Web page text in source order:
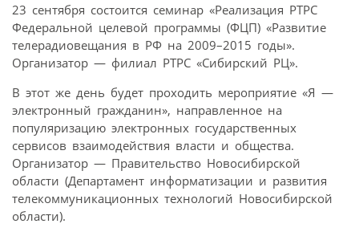
23 сентября состоится семинар «Реализация РТРС
Федеральной целевой программы (ФЦП) «Развитие
телерадиовещания в РФ на 2009–2015 годы».
Организатор — филиал РТРС «Сибирский РЦ».
В этот же день будет проходить мероприятие «Я —
электронный гражданин», направленное на
популяризацию электронных государственных
сервисов взаимодействия власти и общества.
Организатор — Правительство Новосибирской
области (Департамент информатизации и развития
телекоммуникационных технологий Новосибирской
области).